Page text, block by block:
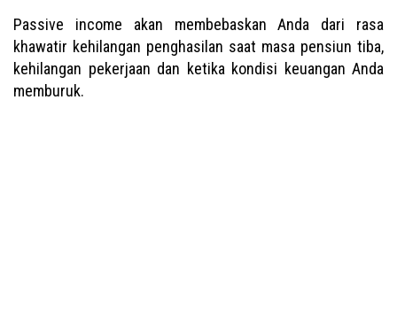
Passive income akan membebaskan Anda dari rasa
khawatir kehilangan penghasilan saat masa pensiun tiba,
kehilangan pekerjaan dan ketika kondisi keuangan Anda
memburuk.